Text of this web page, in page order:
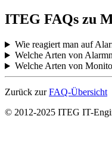
ITEG FAQs zu
Wie reagiert man auf
Welche Arten von
Welche Arten von
Zurück zurFAQ-Übersicht
© 2012-2025 ITEG IT-